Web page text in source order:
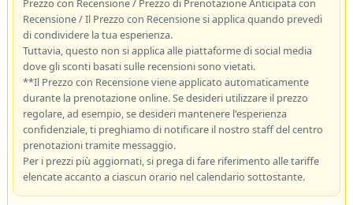
Prezzo con Recensione / Prezzo di Prenotazione Anticipata con
Recensione / Il Prezzo con Recensione si applica quando prevedi
di condividere la tua esperienza.
Tuttavia, questo non si applica alle piattaforme di social media
dove gli sconti basati sulle recensioni sono vietati.
**Il Prezzo con Recensione viene applicato automaticamente
durante la prenotazione online. Se desideri utilizzare il prezzo
regolare, ad esempio, se desideri mantenere l'esperienza
confidenziale, ti preghiamo di notificare il nostro staff del centro
prenotazioni tramite messaggio.
Per i prezzi più aggiornati, si prega di fare riferimento alle tariffe
elencate accanto a ciascun orario nel calendario sottostante.